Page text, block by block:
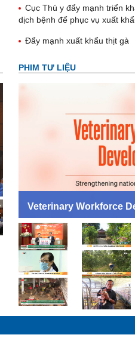
Cục Thú y đẩy mạnh triển
dịch bệnh để phục vụ xuất
Đẩy mạnh xuất khẩu thịt gà
PHIM TƯ LIỆU
Veterinary Workforce